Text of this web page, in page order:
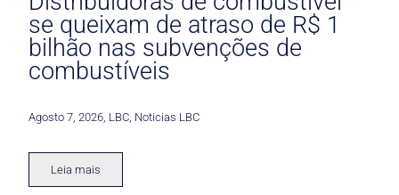
se queixam de atraso de R$ 1
bilhão nas subvenções de
combustíveis
Agosto 7, 2026 LBC Noticias LBC
Leia mais